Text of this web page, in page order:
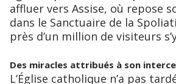
affluer vers Assise, où repose
dans le Sanctuaire de la
près d’un million de visiteurs
Des miracles attribués à son
L’Église catholique n’a pas